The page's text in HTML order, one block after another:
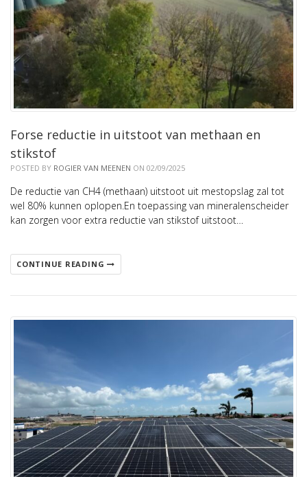
Forse reductie in uitstoot van methaan en
stikstof
POSTED BY ROGIER VAN MEENEN ON 02/09/2025
De reductie van CH4 (methaan) uitstoot uit mestopslag zal tot
wel 80% kunnen oplopen.En toepassing van mineralenscheider
kan zorgen voor extra reductie van stikstof uitstoot…
CONTINUE READING